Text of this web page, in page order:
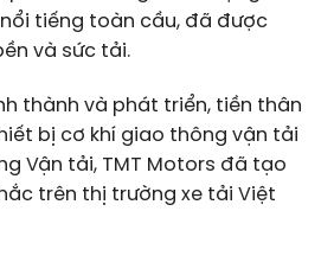
tiếng toàn cầu, đã được
và sức tải.
thành và phát triển, tiền thân
bị cơ khí giao thông vận tải
Vận tải, TMT Motors đã tạo
trên thị trường xe tải Việt